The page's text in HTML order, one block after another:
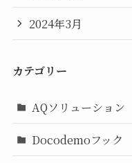
2024年3月
カテゴリー
AQソリューション
Docodemoフック